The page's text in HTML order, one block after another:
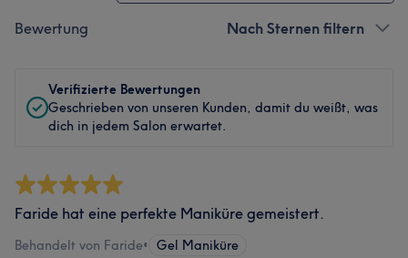
Bewertung Nach Sternen filtern
Verifizierte Bewertungen
Geschrieben von unseren Kunden, damit du weißt, was
dich in jedem Salon erwartet.
Faride hat eine perfekte Maniküre gemeistert.
Behandelt von Faride• Gel Maniküre